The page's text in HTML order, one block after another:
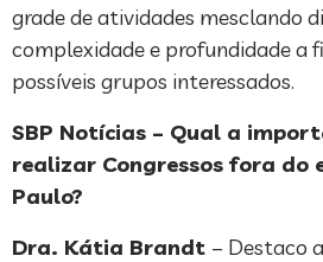
grade de atividades mesclando
complexidade e profundidade a
possíveis grupos interessados.
SBP Notícias – Qual a
realizar Congressos fora do
Paulo?
Dra. Kátia Brandt – Destaco